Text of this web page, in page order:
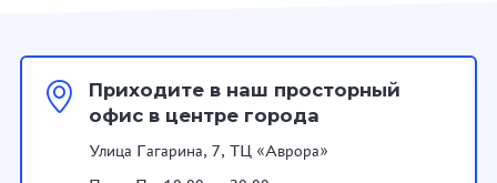
Приходите в наш просторный
офис в центре города
Улица Гагарина, 7, ТЦ «Аврора»